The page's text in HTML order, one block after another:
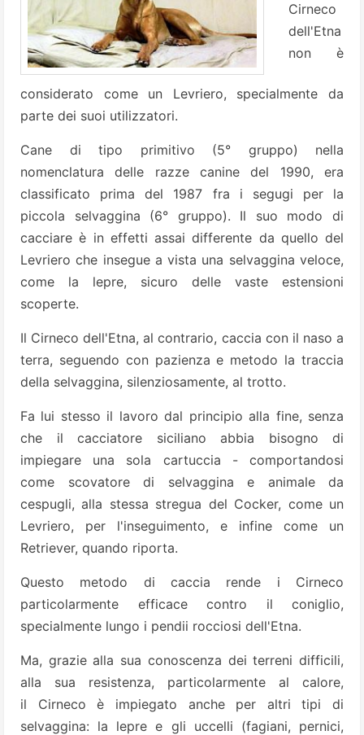
Cirneco
dell'Etna
non è
considerato come un Levriero, specialmente da
parte dei suoi utilizzatori.
Cane di tipo primitivo (5° gruppo) nella
nomenclatura delle razze canine del 1990, era
classificato prima del 1987 fra i segugi per la
piccola selvaggina (6° gruppo). Il suo modo di
cacciare è in effetti assai differente da quello del
Levriero che insegue a vista una selvaggina veloce,
come la lepre, sicuro delle vaste estensioni
scoperte.
Il Cirneco dell'Etna, al contrario, caccia con il naso a
terra, seguendo con pazienza e metodo la traccia
della selvaggina, silenziosamente, al trotto.
Fa lui stesso il lavoro dal principio alla fine, senza
che il cacciatore siciliano abbia bisogno di
impiegare una sola cartuccia - comportandosi
come scovatore di selvaggina e animale da
cespugli, alla stessa stregua del Cocker, come un
Levriero, per l'inseguimento, e infine come un
Retriever, quando riporta.
Questo metodo di caccia rende i Cirneco
particolarmente efficace contro il coniglio,
specialmente lungo i pendii rocciosi dell'Etna.
Ma, grazie alla sua conoscenza dei terreni difficili,
alla sua resistenza, particolarmente al calore,
il Cirneco è impiegato anche per altri tipi di
selvaggina: la lepre e gli uccelli (fagiani, pernici,